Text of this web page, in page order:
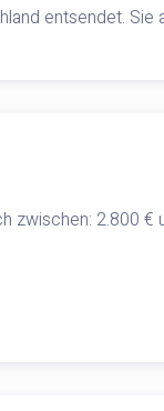
entsendet. Sie
zwischen: 2.800 €